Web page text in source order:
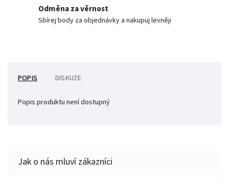
Odměna za věrnost
Sbírej body za objednávky a nakupuj levněji
POPIS DISKUZE
Popis produktu není dostupný